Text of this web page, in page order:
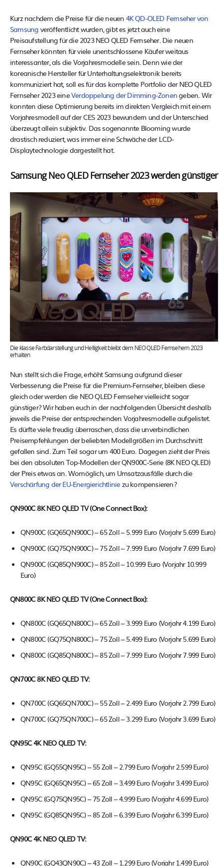
Kurz nachdem die Preise für die neuen 4K QD-OLED Fernseher von
Samsung veröffentlicht wurden, gibt es jetzt auch eine
Preisaufstellung für die 2023 NEO QLED Fernseher. Die neuen
Fernseher könnten für viele unentschlossene Käufer weitaus
interessanter, als die Vorjahresmodelle sein. Denn wie der
koreanische Hersteller für Unterhaltungselektronik bereits
kommuniziert hat, soll es für das komplette Portfolio der NEO QLED
Fernseher 2023 eineVerdoppelung der Dimming-Zonengeben. Wir
konnten diese Optimierung bereits im direkten Vergleich mit einem
Vorjahresmodell auf der CES 2023 bewundern und der Unterschied
überzeugt allein subjektiv. Das sogenannte Blooming wurde
drastisch reduziert, was immer eine Schwäche der LCD-
Displaytechnologie dargestellt hat.
Samsung Neo QLED Fernseher 2023 werden günstiger
Die klasse Farbdarstellung und Helligkeit bleibt dem NEO QLED Fernsehern 2023
erhalten
Nun stellt sich die Frage, erhöht Samsung aufgrund dieser
Verbesserung die Preise für die Premium-Fernseher, bleiben diese
gleich oder werden die NEO QLED Fernseher vielleicht sogar
günstiger? Wir haben euch in der nachfolgenden Übersicht deshalb
jeweils die Preise der entsprechenden Vorjahresmodelle aufgelistet.
Es dürfte viele freudig überraschen, dass die unverbindlichen
Preisempfehlungen der beliebten Modellgrößen im Durchschnitt
gefallen sind. Zum Teil sogar um 400 Euro. Dagegen zieht der Preis
bei den absoluten Top-Modellen der QN900C-Serie (8K NEO QLED)
der Preis etwas an. Womöglich, um Umsatzausfälle durch die
Verschärfung der EU-Energierichtliniezu kompensieren?
QN900C 8K NEO QLED TV (One Connect Box):
QN900C (GQ65QN900C) – 65 Zoll – 5.999 Euro (Vorjahr 5.699 Euro)
QN900C (GQ75QN900C) – 75 Zoll – 7.999 Euro (Vorjahr 7.699 Euro)
QN900C (GQ85QN900C) – 85 Zoll – 10.999 Euro (Vorjahr 10.999
Euro)
QN800C 8K NEO QLED TV (One Connect Box):
QN800C (GQ65QN800C) – 65 Zoll – 3.999 Euro (Vorjahr 4.199 Euro)
QN800C (GQ75QN800C) – 75 Zoll – 5.499 Euro (Vorjahr 5.699 Euro)
QN800C (GQ85QN800C) – 85 Zoll – 7.999 Euro (Vorjahr 7.999 Euro)
QN700C 8K NEO QLED TV:
QN700C (GQ65QN700C) – 55 Zoll – 2.499 Euro (Vorjahr 2.799 Euro)
QN700C (GQ75QN700C) – 65 Zoll – 3.299 Euro (Vorjahr 3.699 Euro)
QN95C 4K NEO QLED TV:
QN95C (GQ55QN95C) – 55 Zoll – 2.799 Euro (Vorjahr 2.599 Euro)
QN95C (GQ65QN95C) – 65 Zoll – 3.499 Euro (Vorjahr 3.499 Euro)
QN95C (GQ75QN95C) – 75 Zoll – 4.999 Euro (Vorjahr 4.699 Euro)
QN95C (GQ85QN95C) – 85 Zoll – 6.399 Euro (Vorjahr 6.399 Euro)
QN90C 4K NEO QLED TV:
QN90C (GQ43QN90C) – 43 Zoll – 1.299 Euro (Vorjahr 1.499 Euro)